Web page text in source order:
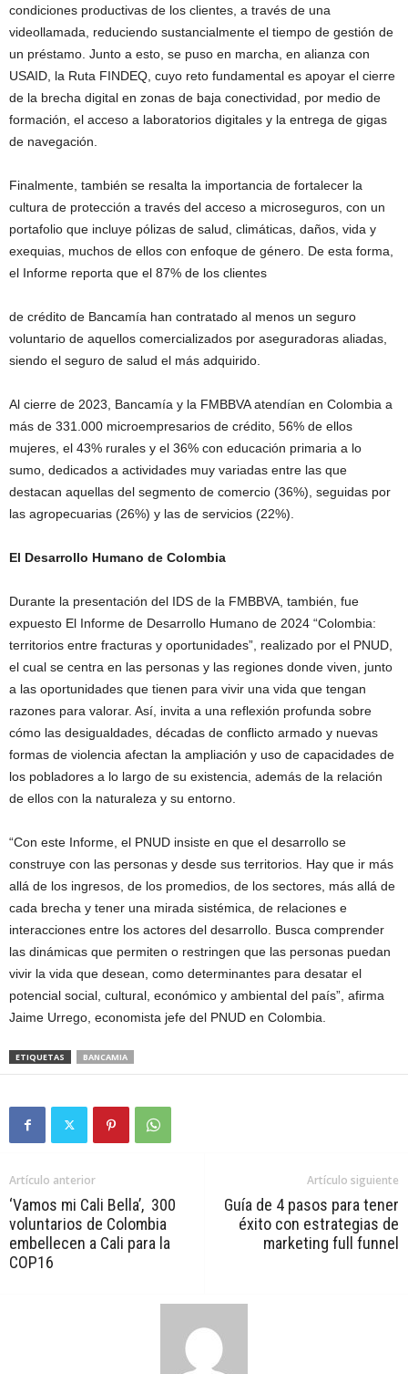
condiciones productivas de los clientes, a través de una
videollamada, reduciendo sustancialmente el tiempo de gestión de
un préstamo. Junto a esto, se puso en marcha, en alianza con
USAID, la Ruta FINDEQ, cuyo reto fundamental es apoyar el cierre
de la brecha digital en zonas de baja conectividad, por medio de
formación, el acceso a laboratorios digitales y la entrega de gigas
de navegación.
Finalmente, también se resalta la importancia de fortalecer la
cultura de protección a través del acceso a microseguros, con un
portafolio que incluye pólizas de salud, climáticas, daños, vida y
exequias, muchos de ellos con enfoque de género. De esta forma,
el Informe reporta que el 87% de los clientes
de crédito de Bancamía han contratado al menos un seguro
voluntario de aquellos comercializados por aseguradoras aliadas,
siendo el seguro de salud el más adquirido.
Al cierre de 2023, Bancamía y la FMBBVA atendían en Colombia a
más de 331.000 microempresarios de crédito, 56% de ellos
mujeres, el 43% rurales y el 36% con educación primaria a lo
sumo, dedicados a actividades muy variadas entre las que
destacan aquellas del segmento de comercio (36%), seguidas por
las agropecuarias (26%) y las de servicios (22%).
El Desarrollo Humano de Colombia
Durante la presentación del IDS de la FMBBVA, también, fue
expuesto El Informe de Desarrollo Humano de 2024 “Colombia:
territorios entre fracturas y oportunidades”, realizado por el PNUD,
el cual se centra en las personas y las regiones donde viven, junto
a las oportunidades que tienen para vivir una vida que tengan
razones para valorar. Así, invita a una reflexión profunda sobre
cómo las desigualdades, décadas de conflicto armado y nuevas
formas de violencia afectan la ampliación y uso de capacidades de
los pobladores a lo largo de su existencia, además de la relación
de ellos con la naturaleza y su entorno.
“Con este Informe, el PNUD insiste en que el desarrollo se
construye con las personas y desde sus territorios. Hay que ir más
allá de los ingresos, de los promedios, de los sectores, más allá de
cada brecha y tener una mirada sistémica, de relaciones e
interacciones entre los actores del desarrollo. Busca comprender
las dinámicas que permiten o restringen que las personas puedan
vivir la vida que desean, como determinantes para desatar el
potencial social, cultural, económico y ambiental del país”, afirma
Jaime Urrego, economista jefe del PNUD en Colombia.
ETIQUETAS BANCAMIA
Artículo anterior
‘Vamos mi Cali Bella’, 300
voluntarios de Colombia
embellecen a Cali para la
COP16
Artículo siguiente
Guía de 4 pasos para tener
éxito con estrategias de
marketing full funnel